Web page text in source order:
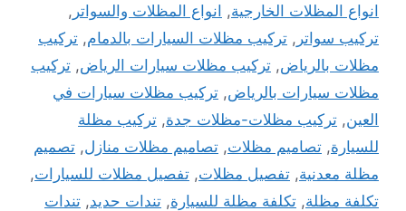
انواع المظلات الخارجية, انواع المظلات والسواتر ,
تركيب سواتر , تركيب مظلات السيارات بالدمام, تركيب
مظلات بالرياض, تركيب مظلات سيارات الرياض, تركيب
مظلات سيارات بالرياض, تركيب مظلات سيارات في
العين, تركيب مظلات-مظلات جدة, تركيب مظلة
للسيارة, تصاميم مظلات, تصاميم مظلات منازل, تصميم
مظلة معدنية, تفصيل مظلات, تفصيل مظلات للسيارات,
تكلفة مظلة, تكلفة مظلة للسيارة, تندات حديد, تندات